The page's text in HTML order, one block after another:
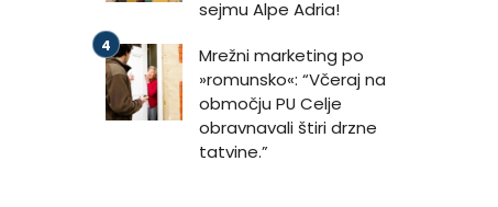
sejmu Alpe Adria!
Mrežni marketing po
»romunsko«: “Včeraj na
območju PU Celje
obravnavali štiri drzne
tatvine.”